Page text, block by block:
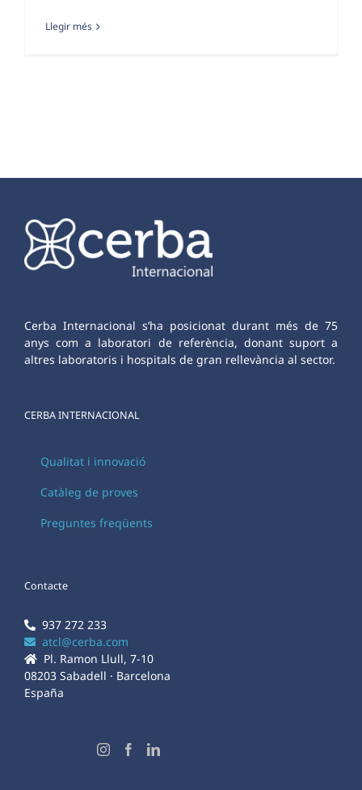
Llegir més
Cerba Internacional s’ha posicionat durant més de 75
anys com a laboratori de referència, donant suport a
altres laboratoris i hospitals de gran rellevància al sector.
CERBA INTERNACIONAL
Qualitat i innovació
Catàleg de proves
Preguntes freqüents
Contacte
937 272 233
atcl@cerba.com
Pl. Ramon Llull, 7-10
08203 Sabadell · Barcelona
España